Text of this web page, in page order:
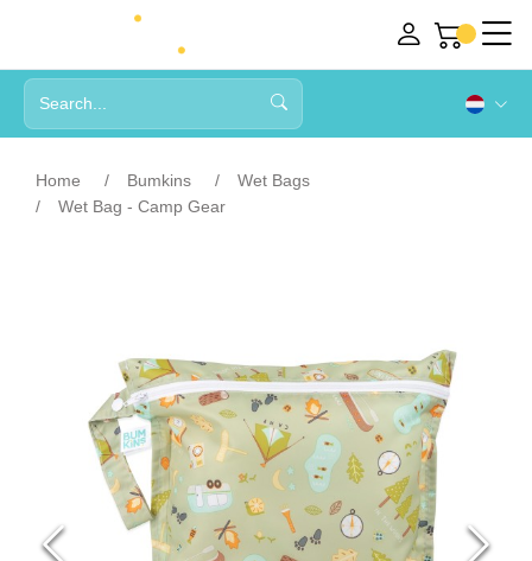
Home Bumkins
Wet Bags
Wet Bag - Camp Gear